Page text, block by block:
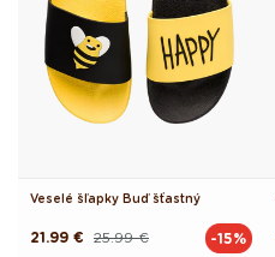
Veselé šľapky Buď šťastný
Pôvodná25.99 €
Akciová
21.99 € -15%